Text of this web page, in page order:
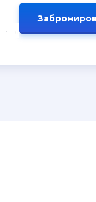
Балкон